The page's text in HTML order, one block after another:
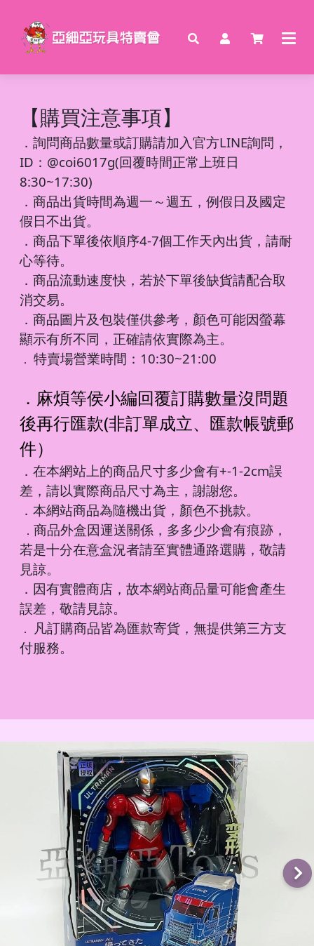
【購買注意事項】
． 詢問商品數量或訂購請加入官方LINE詢問，
ID：@coi6017g(回覆時間正常上班日
8:30~17:30)
．商品出貨時間為週一～週五，例假日及國定
假日不出貨。
．商品下單後依順序4-7個工作天內出貨，請耐
心等待。
．商品流動速度快，若於下單後缺貨請配合取
消交易。
．商品圖片及包裝僅供參考，顏色可能因螢幕
顯示有所不同，正確請依實際為主。
． 特賣場營業時間：10:30~21:00
．麻煩等侯小編回覆訂購數量沒問題
後再行匯款(非訂單成立、匯款帳號郵
件）
．在本網站上的商品尺寸多少會有+-1-2cm誤
差，請以實際商品尺寸為主，謝謝您。
．本網站商品為隨機出貨，顏色不挑款。
． 商品外盒因運送關係，多多少少會有痕跡，
若是十分在意盒況者請至實體通路選購，敬請
見諒。
．因有實體商店，故本網站商品量可能會產生
誤差，敬請見諒。
． 凡訂購商品皆為匯款寄貨，無提供第三方支
付服務。